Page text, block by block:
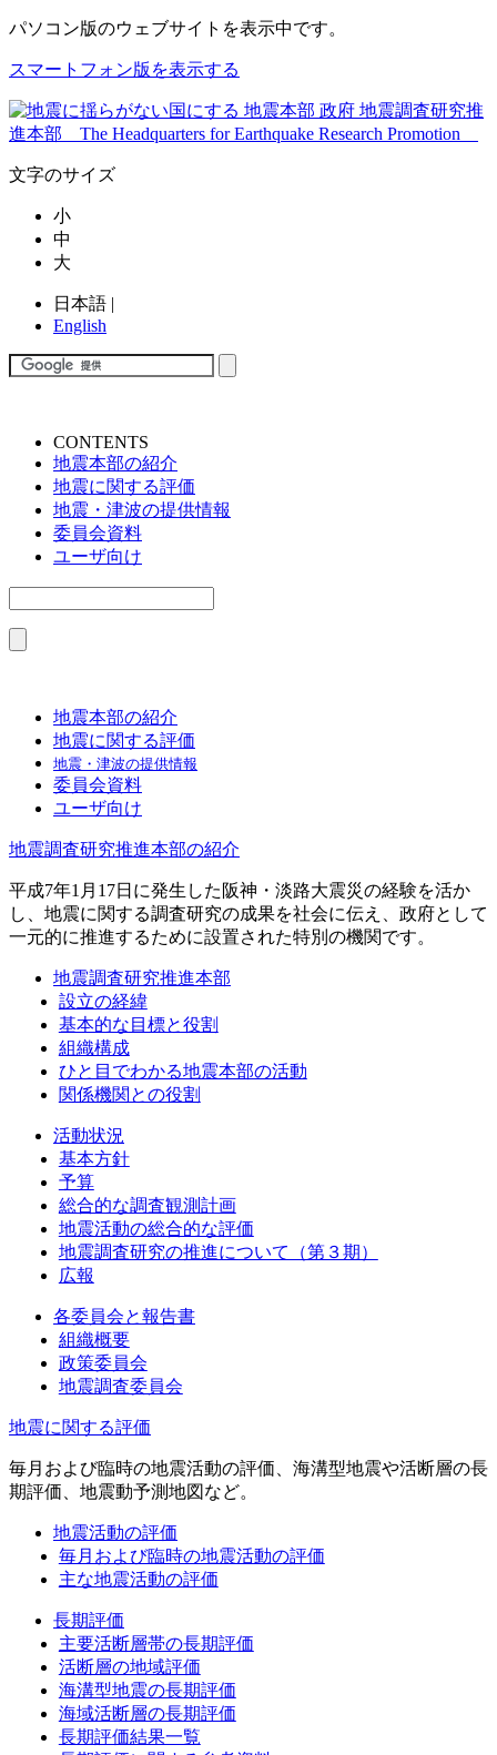
パソコン版のウェブサイトを表示中です。
スマートフォン版を表示する
文字のサイズ
小
中
大
日本語 |
English
CONTENTS
地震本部の紹介
地震に関する評価
地震・津波の提供情報
委員会資料
ユーザ向け
地震本部の紹介
地震に関する評価
地震・津波の提供情報
委員会資料
ユーザ向け
地震調査研究推進本部の紹介
平成7年1月17日に発生した阪神・淡路大震災の経験を活か
し、地震に関する調査研究の成果を社会に伝え、政府として
一元的に推進するために設置された特別の機関です。
地震調査研究推進本部
設立の経緯
基本的な目標と役割
組織構成
ひと目でわかる地震本部の活動
関係機関との役割
活動状況
基本方針
予算
総合的な調査観測計画
地震活動の総合的な評価
地震調査研究の推進について（第３期）
広報
各委員会と報告書
組織概要
政策委員会
地震調査委員会
地震に関する評価
毎月および臨時の地震活動の評価、海溝型地震や活断層の長
期評価、地震動予測地図など。
地震活動の評価
毎月および臨時の地震活動の評価
主な地震活動の評価
長期評価
主要活断層帯の長期評価
活断層の地域評価
海溝型地震の長期評価
海域活断層の長期評価
長期評価結果一覧